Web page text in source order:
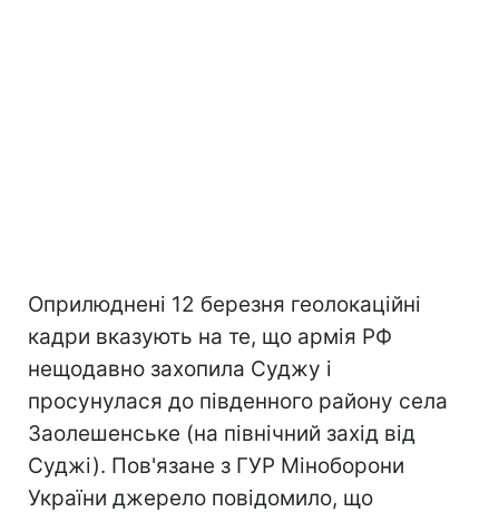
Оприлюднені 12 березня геолокаційні
кадри вказують на те, що армія РФ
нещодавно захопила Суджу і
просунулася до південного району села
Заолешенське (на північний захід від
Суджі). Пов'язане з ГУР Міноборони
України джерело повідомило, що